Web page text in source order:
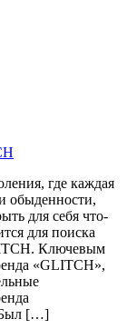
где каждая
обыденности,
для себя что-
для поиска
Ключевым
«GLITCH»,
Был […]